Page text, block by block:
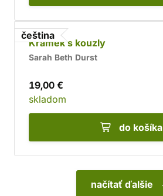
čeština
Krámek s kouzly
Sarah Beth Durst
19,00 €
skladom
do košíka
načítať ďalšie